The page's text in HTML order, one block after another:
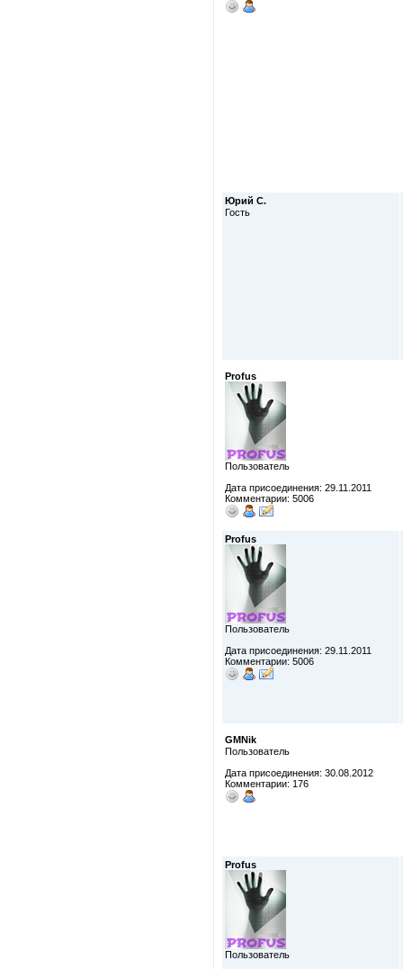
Юрий С.
Гость
Profus
Пользователь
Дата присоединения: 29.11.2011
Комментарии: 5006
Profus
Пользователь
Дата присоединения: 29.11.2011
Комментарии: 5006
GMNik
Пользователь
Дата присоединения: 30.08.2012
Комментарии: 176
Profus
Пользователь